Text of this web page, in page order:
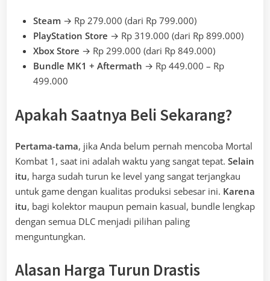
Steam → Rp 279.000 (dari Rp 799.000)
PlayStation Store → Rp 319.000 (dari Rp 899.000)
Xbox Store → Rp 299.000 (dari Rp 849.000)
Bundle MK1 + Aftermath → Rp 449.000 – Rp
499.000
Apakah Saatnya Beli Sekarang?
Pertama-tama, jika Anda belum pernah mencoba Mortal
Kombat 1, saat ini adalah waktu yang sangat tepat. Selain
itu, harga sudah turun ke level yang sangat terjangkau
untuk game dengan kualitas produksi sebesar ini. Karena
itu, bagi kolektor maupun pemain kasual, bundle lengkap
dengan semua DLC menjadi pilihan paling
menguntungkan.
Alasan Harga Turun Drastis